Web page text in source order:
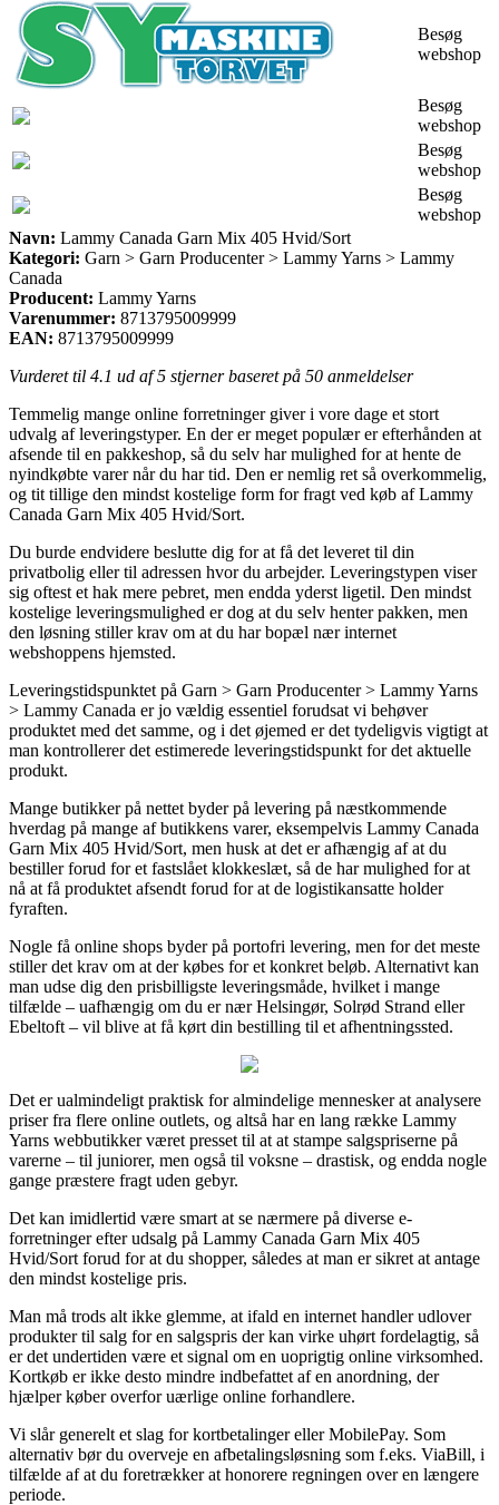
Besøg
webshop
Besøg
webshop
Besøg
webshop
Besøg
webshop
Navn: Lammy Canada Garn Mix 405 Hvid/Sort
Kategori: Garn > Garn Producenter > Lammy Yarns > Lammy
Canada
Producent: Lammy Yarns
Varenummer: 8713795009999
EAN: 8713795009999
Vurderet til 4.1 ud af 5 stjerner baseret på 50 anmeldelser
Temmelig mange online forretninger giver i vore dage et stort
udvalg af leveringstyper. En der er meget populær er efterhånden at
afsende til en pakkeshop, så du selv har mulighed for at hente de
nyindkøbte varer når du har tid. Den er nemlig ret så overkommelig,
og tit tillige den mindst kostelige form for fragt ved køb af Lammy
Canada Garn Mix 405 Hvid/Sort.
Du burde endvidere beslutte dig for at få det leveret til din
privatbolig eller til adressen hvor du arbejder. Leveringstypen viser
sig oftest et hak mere pebret, men endda yderst ligetil. Den mindst
kostelige leveringsmulighed er dog at du selv henter pakken, men
den løsning stiller krav om at du har bopæl nær internet
webshoppens hjemsted.
Leveringstidspunktet på Garn > Garn Producenter > Lammy Yarns
> Lammy Canada er jo vældig essentiel forudsat vi behøver
produktet med det samme, og i det øjemed er det tydeligvis vigtigt at
man kontrollerer det estimerede leveringstidspunkt for det aktuelle
produkt.
Mange butikker på nettet byder på levering på næstkommende
hverdag på mange af butikkens varer, eksempelvis Lammy Canada
Garn Mix 405 Hvid/Sort, men husk at det er afhængig af at du
bestiller forud for et fastslået klokkeslæt, så de har mulighed for at
nå at få produktet afsendt forud for at de logistikansatte holder
fyraften.
Nogle få online shops byder på portofri levering, men for det meste
stiller det krav om at der købes for et konkret beløb. Alternativt kan
man udse dig den prisbilligste leveringsmåde, hvilket i mange
tilfælde – uafhængig om du er nær Helsingør, Solrød Strand eller
Ebeltoft – vil blive at få kørt din bestilling til et afhentningssted.
Det er ualmindeligt praktisk for almindelige mennesker at analysere
priser fra flere online outlets, og altså har en lang række Lammy
Yarns webbutikker været presset til at at stampe salgspriserne på
varerne – til juniorer, men også til voksne – drastisk, og endda nogle
gange præstere fragt uden gebyr.
Det kan imidlertid være smart at se nærmere på diverse e-
forretninger efter udsalg på Lammy Canada Garn Mix 405
Hvid/Sort forud for at du shopper, således at man er sikret at antage
den mindst kostelige pris.
Man må trods alt ikke glemme, at ifald en internet handler udlover
produkter til salg for en salgspris der kan virke uhørt fordelagtig, så
er det undertiden være et signal om en uoprigtig online virksomhed.
Kortkøb er ikke desto mindre indbefattet af en anordning, der
hjælper køber overfor uærlige online forhandlere.
Vi slår generelt et slag for kortbetalinger eller MobilePay. Som
alternativ bør du overveje en afbetalingsløsning som f.eks. ViaBill, i
tilfælde af at du foretrækker at honorere regningen over en længere
periode.